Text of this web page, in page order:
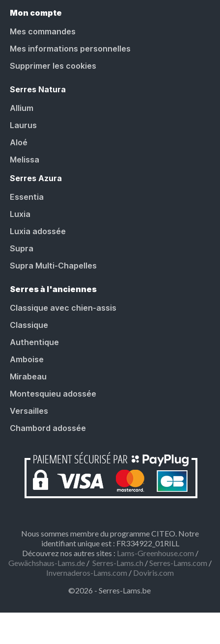
Mon compte
Mes commandes
Mes informations personnelles
Supprimer les cookies
Serres Natura
Allium
Laurus
Aloé
Melissa
Serres Azura
Essentia
Luxia
Luxia adossée
Supra
Supra Multi-Chapelles
Serres à l'anciennes
Classique avec chien-assis
Classique
Authentique
Amboise
Mirabeau
Montesquieu adossée
Versailles
Chambord adossée
Nous sommes membre du programme CITEO. Notre
identifiant unique est : FR334922_01RILL
Découvrez nos autres sites : Lams-Greenhouse.com /
Gewächshaus-Lams.de / Serres-Lams.ch /Serres-Lams.com /
Invernaderos-Lams.com / Doviris.com
©2026 - Serres-Lams.be